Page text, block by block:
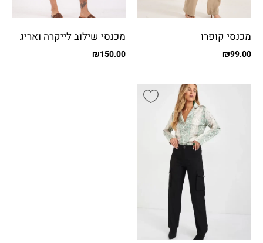
מכנסי קופרו
₪99.00
מכנסי שילוב לייקרה ואריג
עם כיסים
₪150.00